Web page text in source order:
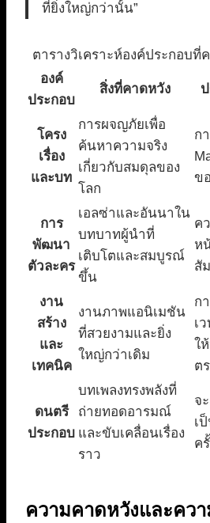
ที่ยิ่งใหญ่กว่านั้น”
ตารางวิเคราะห์องค์ประกอบที่
องค์
ประกอบ
สิ่งที่คาดหวัง
โครง
เรื่อง
และบท
การผจญภัยเพื่อ
ค้นหาความจริง
เกี่ยวกับสมดุลของ
โลก
ก
ข
การ
พัฒนา
ตัวละคร
เอลซ่าและอันนาใน
บทบาทผู้นำที่
เติบโตและสมบูรณ์
ขึ้น
ค
ห
สั
งาน
สร้าง
และ
เทคนิค
งานภาพแอนิเมชัน
ที่สวยงามและยิ่ง
ใหญ่กว่าเดิม
ก
เ
ใ
ต
ดนตรี
ประกอบ
บทเพลงทรงพลังที่
ถ่ายทอดอารมณ์
และขับเคลื่อนเรื่อง
ราว
จ
เ
ค
ความคาดหวังและคว